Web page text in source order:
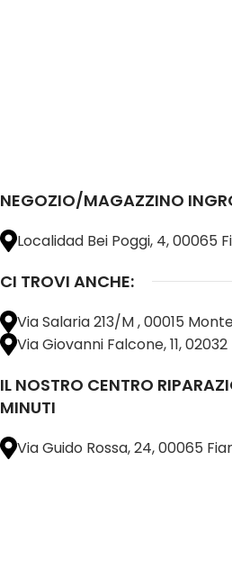
NEGOZIO/MAGAZZINO
Localidad Bei Poggi, 4, 00065
CI TROVI ANCHE:
Via Salaria 213/M , 00015
Via Giovanni Falcone, 11,
IL NOSTRO CENTRO
MINUTI
Via Guido Rossa, 24, 00065